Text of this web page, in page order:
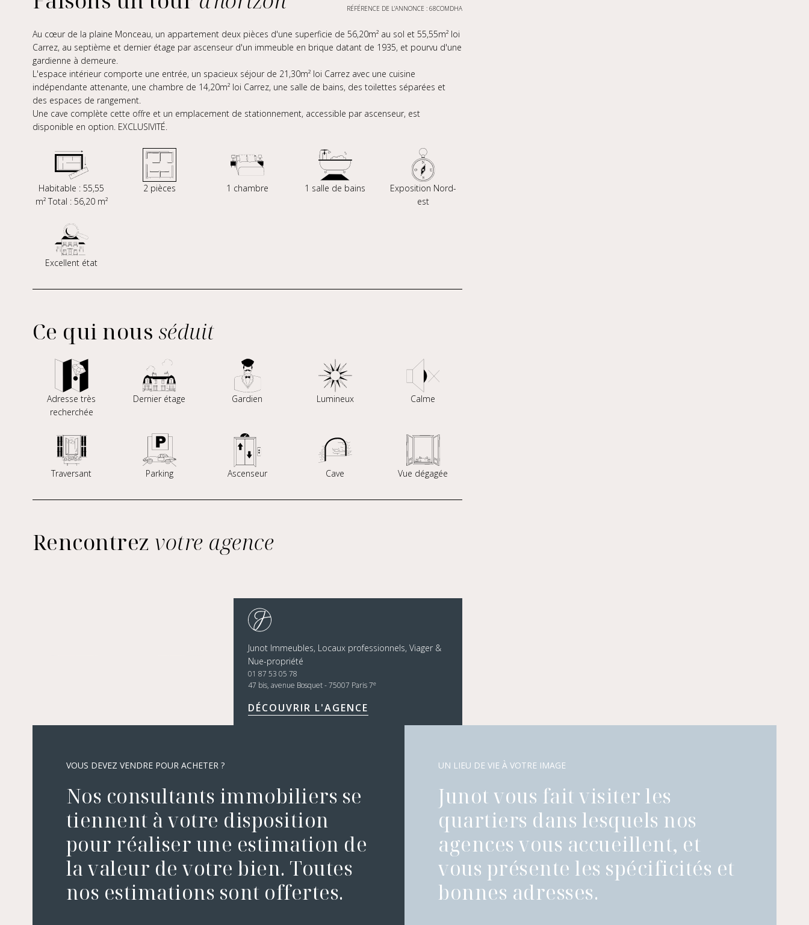
RÉFÉRENCE DE L’ANNONCE : 68COMDHA
Au cœur de la plaine Monceau, un appartement deux pièces d'une superficie de 56,20m² au sol et 55,55m² loi
Carrez, au septième et dernier étage par ascenseur d'un immeuble en brique datant de 1935, et pourvu d'une
gardienne à demeure.
L'espace intérieur comporte une entrée, un spacieux séjour de 21,30m² loi Carrez avec une cuisine
indépendante attenante, une chambre de 14,20m² loi Carrez, une salle de bains, des toilettes séparées et
des espaces de rangement.
Une cave complète cette offre et un emplacement de stationnement, accessible par ascenseur, est
disponible en option. EXCLUSIVITÉ.
Habitable : 55,55
m² Total : 56,20 m²
2 pièces 1 chambre 1 salle de bains
Exposition Nord-
est
Excellent état
Ce qui nous séduit
Adresse très
recherchée
Dernier étage Gardien Lumineux Calme
Traversant Parking Ascenseur Cave Vue dégagée
Rencontrez votre agence
Junot Immeubles, Locaux professionnels, Viager &
Nue-propriété
01 87 53 05 78
47 bis, avenue Bosquet - 75007 Paris 7e
DÉCOUVRIR L'AGENCE
VOUS DEVEZ VENDRE POUR ACHETER ?
Nos consultants immobiliers se
tiennent à votre disposition
pour réaliser une estimation de
la valeur de votre bien. Toutes
nos estimations sont offertes.
UN LIEU DE VIE À VOTRE IMAGE
Junot vous fait visiter les
quartiers dans lesquels nos
agences vous accueillent, et
vous présente les spécificités et
bonnes adresses.